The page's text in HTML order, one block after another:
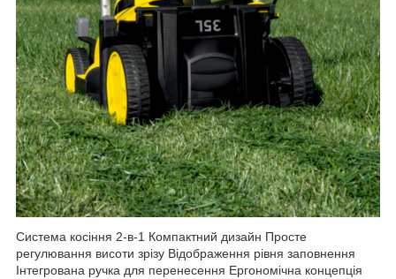
Система косіння 2-в-1 Компактний дизайн Просте
регулювання висоти зрізу Відображення рівня заповнення
Інтегрована ручка для перенесення Ергономічна концепція